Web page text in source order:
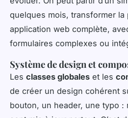
quelques mois, transformer la
application web complète,
formulaires complexes ou
Système de design et
Les classes globales et les
de créer un design cohérent
bouton, un header, une typo